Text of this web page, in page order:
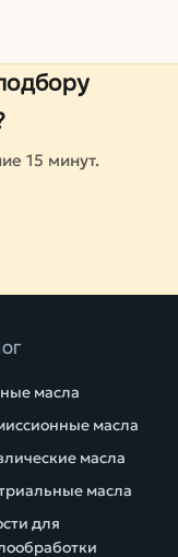
15 минут.
масла
масла
масла
масла
для